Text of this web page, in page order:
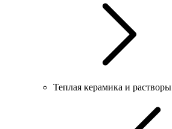
Теплая керамика и растворы